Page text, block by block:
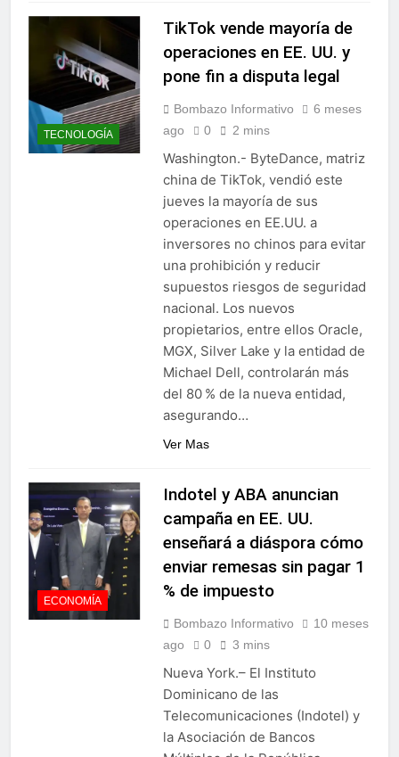
TECNOLOGÍA
TikTok vende mayoría de
operaciones en EE. UU. y
pone fin a disputa legal
Bombazo Informativo
6 meses
ago
0 2 mins
Washington.- ByteDance, matriz
china de TikTok, vendió este
jueves la mayoría de sus
operaciones en EE.UU. a
inversores no chinos para evitar
una prohibición y reducir
supuestos riesgos de seguridad
nacional. Los nuevos
propietarios, entre ellos Oracle,
MGX, Silver Lake y la entidad de
Michael Dell, controlarán más
del 80 % de la nueva entidad,
asegurando…
Ver Mas
ECONOMÍA
Indotel y ABA anuncian
campaña en EE. UU.
enseñará a diáspora cómo
enviar remesas sin pagar 1
% de impuesto
Bombazo Informativo
10 meses
ago
0 3 mins
Nueva York.– El Instituto
Dominicano de las
Telecomunicaciones (Indotel) y
la Asociación de Bancos